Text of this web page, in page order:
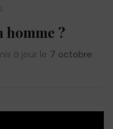
homme ?
à jour le 7 octobre